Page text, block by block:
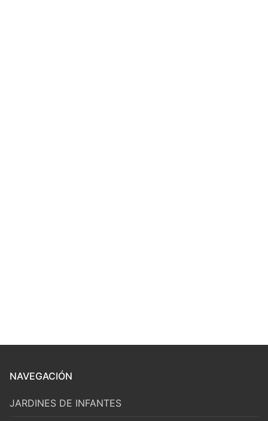
NAVEGACIÓN
JARDINES DE INFANTES